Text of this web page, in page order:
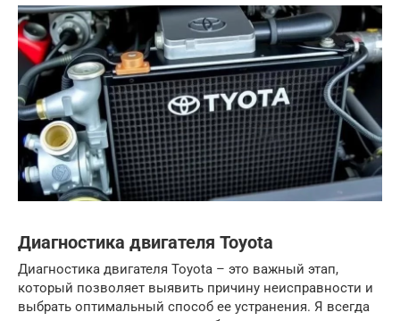
Диагностика двигателя Toyota
Диагностика двигателя Toyota – это важный этап,
который позволяет выявить причину неисправности и
выбрать оптимальный способ ее устранения. Я всегда